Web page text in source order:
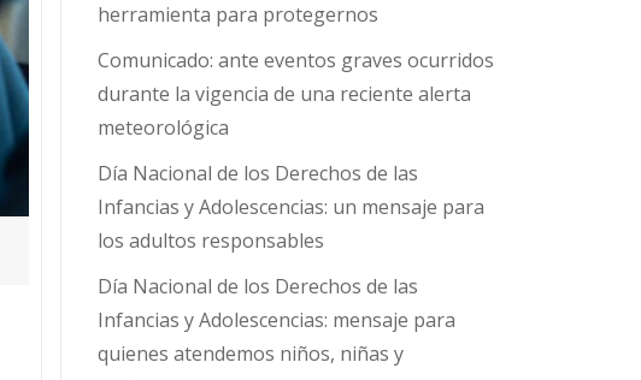
herramienta para protegernos
Comunicado: ante eventos graves ocurridos
durante la vigencia de una reciente alerta
meteorológica
Día Nacional de los Derechos de las
Infancias y Adolescencias: un mensaje para
los adultos responsables
Día Nacional de los Derechos de las
Infancias y Adolescencias: mensaje para
quienes atendemos niños, niñas y